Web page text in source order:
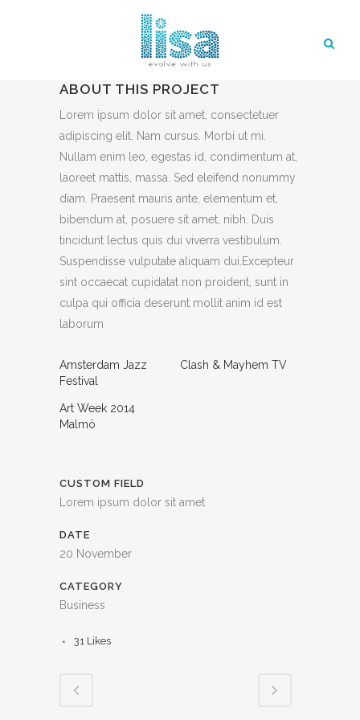
ABOUT THIS PROJECT
Lorem ipsum dolor sit amet, consectetuer
adipiscing elit. Nam cursus. Morbi ut mi.
Nullam enim leo, egestas id, condimentum at,
laoreet mattis, massa. Sed eleifend nonummy
diam. Praesent mauris ante, elementum et,
bibendum at, posuere sit amet, nibh. Duis
tincidunt lectus quis dui viverra vestibulum.
Suspendisse vulputate aliquam dui.Excepteur
sint occaecat cupidatat non proident, sunt in
culpa qui officia deserunt mollit anim id est
laborum
Amsterdam Jazz
Festival
Clash & Mayhem TV
Art Week 2014
Malmö
CUSTOM FIELD
Lorem ipsum dolor sit amet
DATE
20 November
CATEGORY
Business
31 Likes